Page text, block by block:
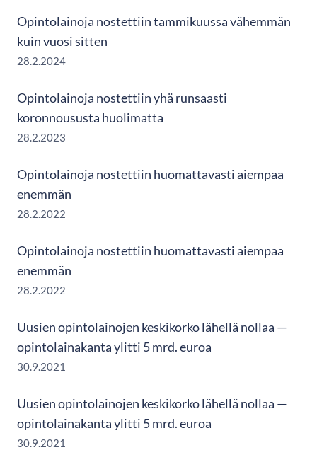
Opintolainoja nostettiin tammikuussa vähemmän
kuin vuosi sitten
28.2.2024
Opintolainoja nostettiin yhä runsaasti
koronnoususta huolimatta
28.2.2023
Opintolainoja nostettiin huomattavasti aiempaa
enemmän
28.2.2022
Opintolainoja nostettiin huomattavasti aiempaa
enemmän
28.2.2022
Uusien opintolainojen keskikorko lähellä nollaa —
opintolainakanta ylitti 5 mrd. euroa
30.9.2021
Uusien opintolainojen keskikorko lähellä nollaa —
opintolainakanta ylitti 5 mrd. euroa
30.9.2021